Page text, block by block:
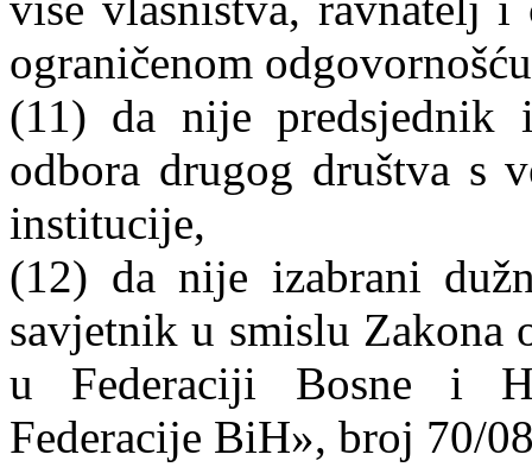
ograničenom
(11) da nije predsjednik
odbora drugog društva s
institucije,
(12) da nije izabrani
savjetnik u smislu Zakona
u Federaciji Bosne i
Federacije BiH», broj 70/